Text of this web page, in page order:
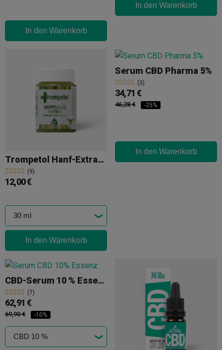
In den Warenkorb
In den Warenkorb
Trompetol Hanf-Extrapomade
(9)
12,00 €
In den Warenkorb
Serum CBD Pharma 5%
(3)
34,71 €
46,28 € -25%
In den Warenkorb
CBD-Serum 10 % Essenz
(7)
62,91 €
69,90 € -10%